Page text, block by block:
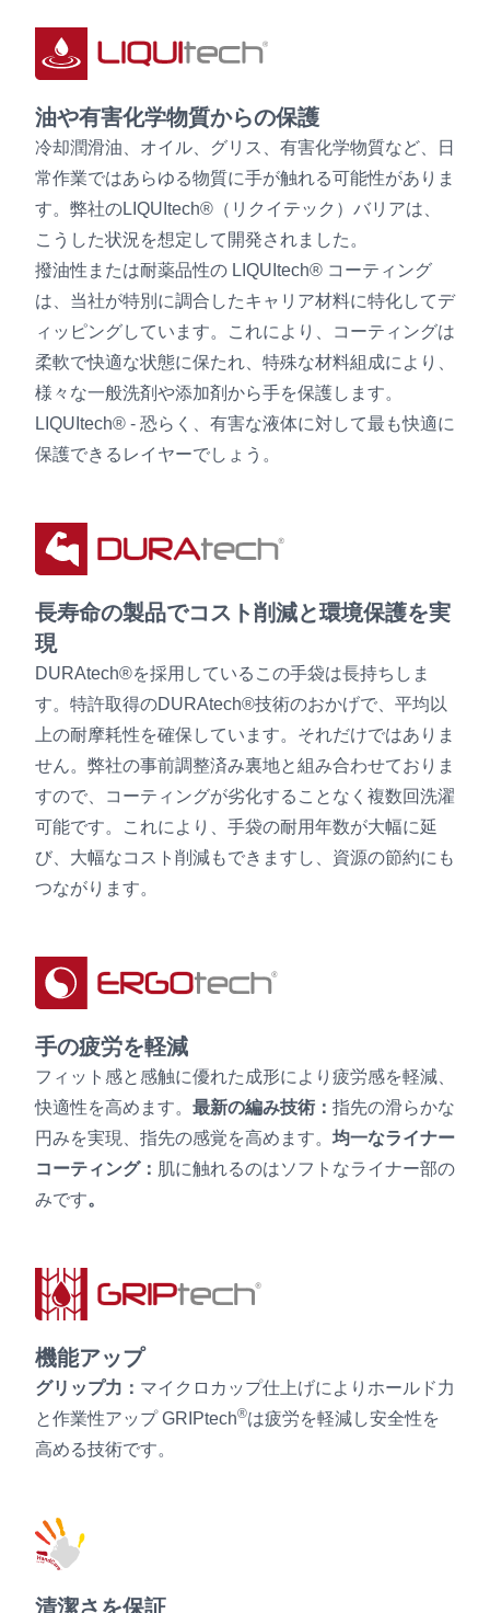
油や有害化学物質からの保護
冷却潤滑油、オイル、グリス、有害化学物質など、日
常作業ではあらゆる物質に手が触れる可能性がありま
す。弊社のLIQUItech®（リクイテック）バリアは、
こうした状況を想定して開発されました。
撥油性または耐薬品性の LIQUItech® コーティング
は、当社が特別に調合したキャリア材料に特化してデ
ィッピングしています。これにより、コーティングは
柔軟で快適な状態に保たれ、特殊な材料組成により、
様々な一般洗剤や添加剤から手を保護します。
LIQUItech® - 恐らく、有害な液体に対して最も快適に
保護できるレイヤーでしょう。
長寿命の製品でコスト削減と環境保護を実
現
DURAtech®を採用しているこの手袋は長持ちしま
す。特許取得のDURAtech®技術のおかげで、平均以
上の耐摩耗性を確保しています。それだけではありま
せん。弊社の事前調整済み裏地と組み合わせておりま
すので、コーティングが劣化することなく複数回洗濯
可能です。これにより、手袋の耐用年数が大幅に延
び、大幅なコスト削減もできますし、資源の節約にも
つながります。
手の疲労を軽減
フィット感と感触に優れた成形により疲労感を軽減、
快適性を高めます。 最新の編み技術： 指先の滑らかな
円みを実現、指先の感覚を高めます。 均一なライナー
コーティング： 肌に触れるのはソフトなライナー部の
みです。
機能アップ
グリップ力： マイクロカップ仕上げによりホールド力
と作業性アップ GRIPtech®は疲労を軽減し安全性を
高める技術です。
清潔さを保証